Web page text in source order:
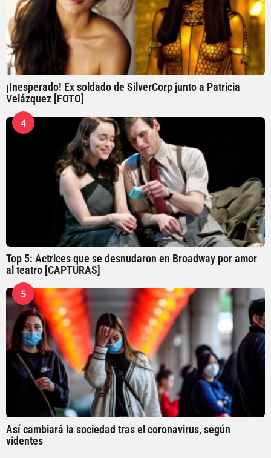
¡Inesperado! Ex soldado de SilverCorp junto a Patricia
Velázquez [FOTO]
4
Top 5: Actrices que se desnudaron en Broadway por amor
al teatro [CAPTURAS]
5
Así cambiará la sociedad tras el coronavirus, según
videntes